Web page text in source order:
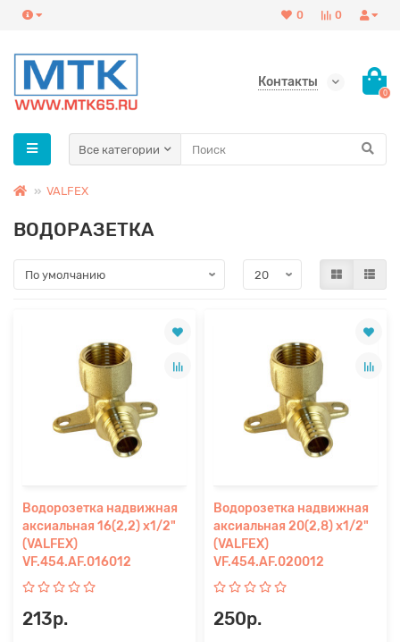
0
0
Контакты
0
Все категории
VALFEX
ВОДОРАЗЕТКА
Водорозетка надвижная
аксиальная 16(2,2) х1/2"
(VALFEX)
VF.454.AF.016012
213р.
Водорозетка надвижная
аксиальная 20(2,8) х1/2"
(VALFEX)
VF.454.AF.020012
250р.